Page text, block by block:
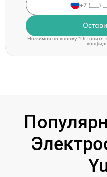
Нажимая на кнопку "Оставить